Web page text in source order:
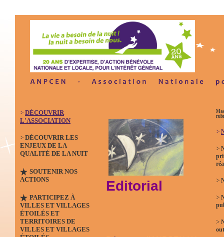
> DÉCOUVRIR
L'ASSOCIATION
> DÉCOUVRIR LES
ENJEUX DE LA
QUALITÉ DE LA NUIT
SOUTENIR NOS
ACTIONS
PARTICIPEZ À
VILLES ET VILLAGES
ÉTOILÉS ET
TERRITOIRES DE
VILLES ET VILLAGES
Editorial
>
>
>
>
>